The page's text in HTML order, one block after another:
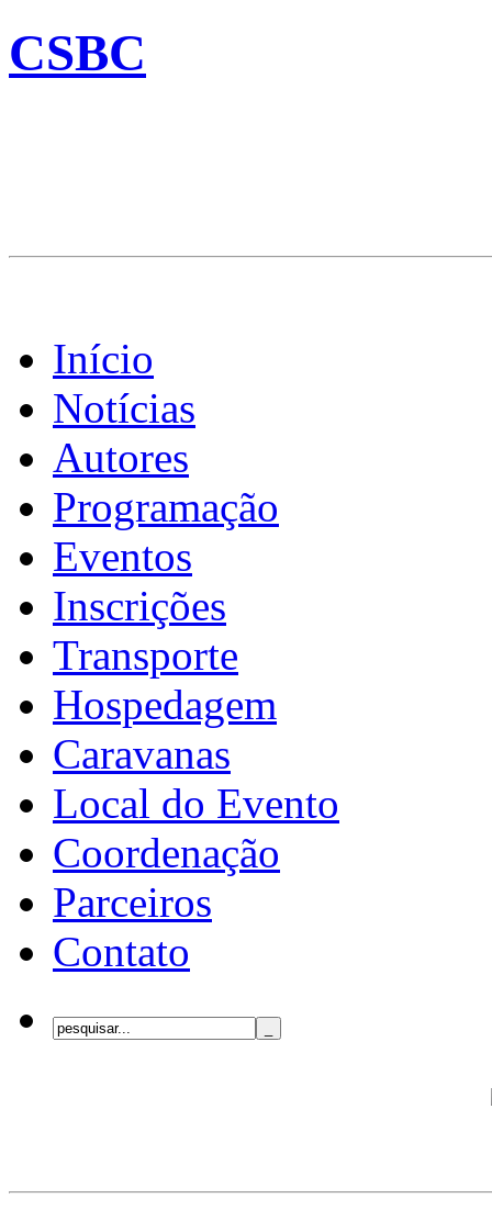
CSBC
Início
Notícias
Autores
Programação
Eventos
Inscrições
Transporte
Hospedagem
Caravanas
Local do Evento
Coordenação
Parceiros
Contato